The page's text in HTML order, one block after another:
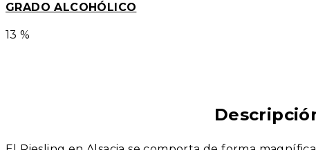
GRADO ALCOHÓLICO
13 %